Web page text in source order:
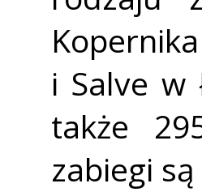
i Salve w
także
zabiegi